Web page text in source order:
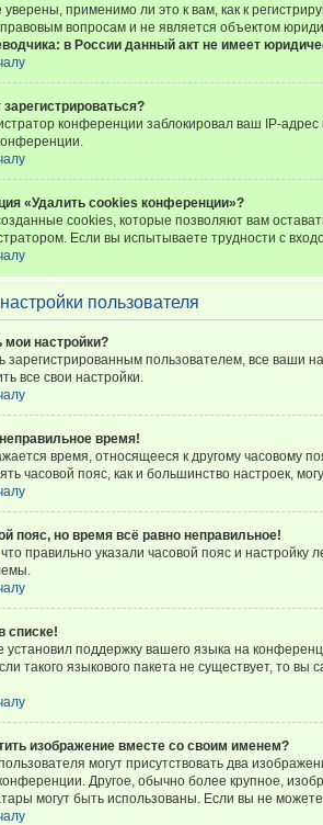
уверены, применимо ли это к вам, как к
вопросам и не является объектом
в России данный акт не имеет
конференции заблокировал ваш IP-
«Удалить cookies конференции»?
cookies, которые позволяют вам
Если вы испытываете трудности с
пользователя
мои настройки?
зарегистрированным пользователем, все ваши
все свои настройки.
время!
время, относящееся к другому часовому
часовой пояс, как и большинство настроек,
пояс, но время всё равно неправильное!
правильно указали часовой пояс и
списке!
установил поддержку вашего языка на
такого языкового пакета не существует, то
изображение вместе со своим именем?
могут присутствовать два
Другое, обычно более крупное,
могут быть использованы. Если вы не